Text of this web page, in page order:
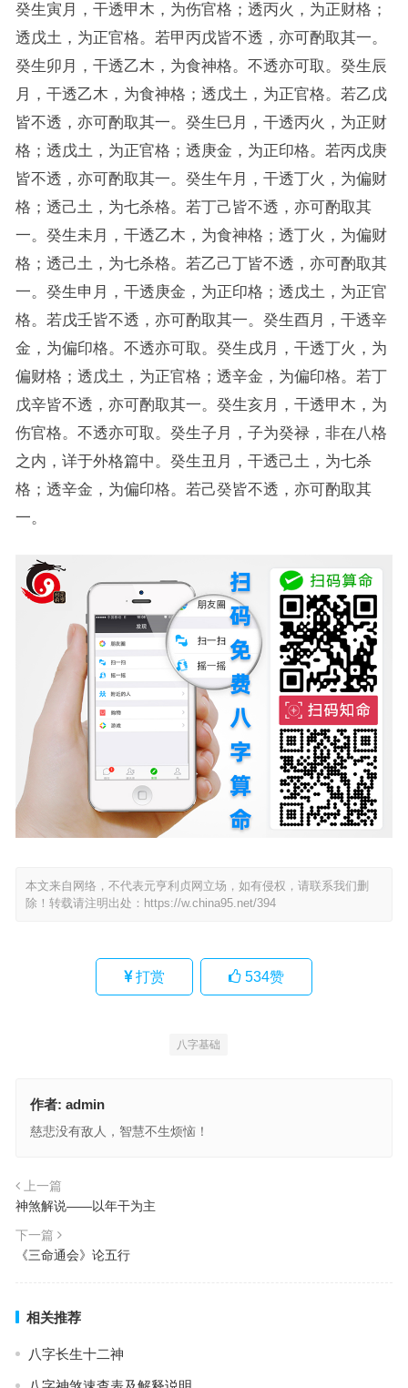
癸生寅月，干透甲木，为伤官格；透丙火，为正财格；
透戊土，为正官格。若甲丙戊皆不透，亦可酌取其一。
癸生卯月，干透乙木，为食神格。不透亦可取。癸生辰
月，干透乙木，为食神格；透戊土，为正官格。若乙戊
皆不透，亦可酌取其一。癸生巳月，干透丙火，为正财
格；透戊土，为正官格；透庚金，为正印格。若丙戊庚
皆不透，亦可酌取其一。癸生午月，干透丁火，为偏财
格；透己土，为七杀格。若丁己皆不透，亦可酌取其
一。癸生未月，干透乙木，为食神格；透丁火，为偏财
格；透己土，为七杀格。若乙己丁皆不透，亦可酌取其
一。癸生申月，干透庚金，为正印格；透戊土，为正官
格。若戊壬皆不透，亦可酌取其一。癸生酉月，干透辛
金，为偏印格。不透亦可取。癸生戌月，干透丁火，为
偏财格；透戊土，为正官格；透辛金，为偏印格。若丁
戊辛皆不透，亦可酌取其一。癸生亥月，干透甲木，为
伤官格。不透亦可取。癸生子月，子为癸禄，非在八格
之内，详于外格篇中。癸生丑月，干透己土，为七杀
格；透辛金，为偏印格。若己癸皆不透，亦可酌取其
一。
本文来自网络，不代表元亨利贞网立场，如有侵权，请联系我们删
除！转载请注明出处： https://w.china95.net/394
打赏 534赞
八字基础
作者: admin
慈悲没有敌人，智慧不生烦恼！
上一篇
神煞解说——以年干为主
下一篇
《三命通会》论五行
相关推荐
八字长生十二神